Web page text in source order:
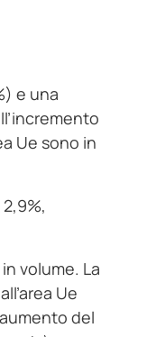
e una
Ue sono in
volume. La
Ue
del